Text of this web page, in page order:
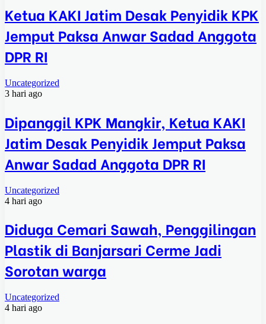
Ketua KAKI Jatim Desak Penyidik KPK
Jemput Paksa Anwar Sadad Anggota
DPR RI
Uncategorized
3 hari ago
Dipanggil KPK Mangkir, Ketua KAKI
Jatim Desak Penyidik Jemput Paksa
Anwar Sadad Anggota DPR RI
Uncategorized
4 hari ago
Diduga Cemari Sawah, Penggilingan
Plastik di Banjarsari Cerme Jadi
Sorotan warga
Uncategorized
4 hari ago